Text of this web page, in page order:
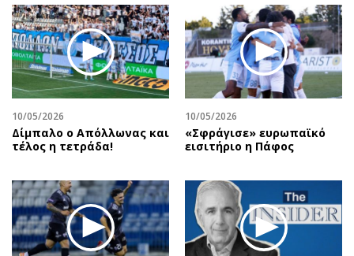
10/05/2026
Δίμπαλο ο Απόλλωνας και
τέλος η τετράδα!
10/05/2026
«Σφράγισε» ευρωπαϊκό
εισιτήριο η Πάφος